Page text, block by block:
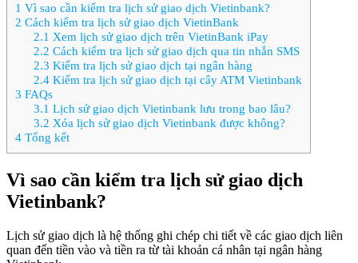
1 Vì sao cần kiểm tra lịch sử giao dịch Vietinbank?
2 Cách kiểm tra lịch sử giao dịch VietinBank
2.1 Xem lịch sử giao dịch trên VietinBank iPay
2.2 Cách kiểm tra lịch sử giao dịch qua tin nhắn SMS
2.3 Kiểm tra lịch sử giao dịch tại ngân hàng
2.4Kiểm tra lịch sử giao dịch tại cây ATM Vietinbank
3 FAQs
3.1 Lịch sử giao dịch Vietinbank lưu trong bao lâu?
3.2 Xóa lịch sử giao dịch Vietinbank được không?
4 Tổng kết
Vì sao cần kiểm tra lịch sử giao dịch
Vietinbank?
Lịch sử giao dịch là hệ thống ghi chép chi tiết về các giao dịch liên
quan đến tiền vào và tiền ra từ tài khoản cá nhân tại ngân hàng